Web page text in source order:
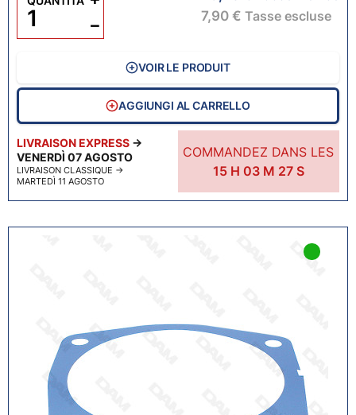
LIVRAISON EXPRESS →
VENERDÌ 07 AGOSTO
LIVRAISON CLASSIQUE →
MARTEDÌ 11 AGOSTO
COMMANDEZ DANS LES
15H 03M 26 S
7,90 € Tasse escluse
−
VOIR LE PRODUIT
AGGIUNGI AL CARRELLO